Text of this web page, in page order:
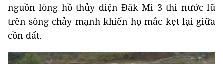
nguồn lòng hồ thủy điện Đăk Mi 3 thì nước lũ
trên sông chảy mạnh khiến họ mắc kẹt lại giữa
cồn đất.